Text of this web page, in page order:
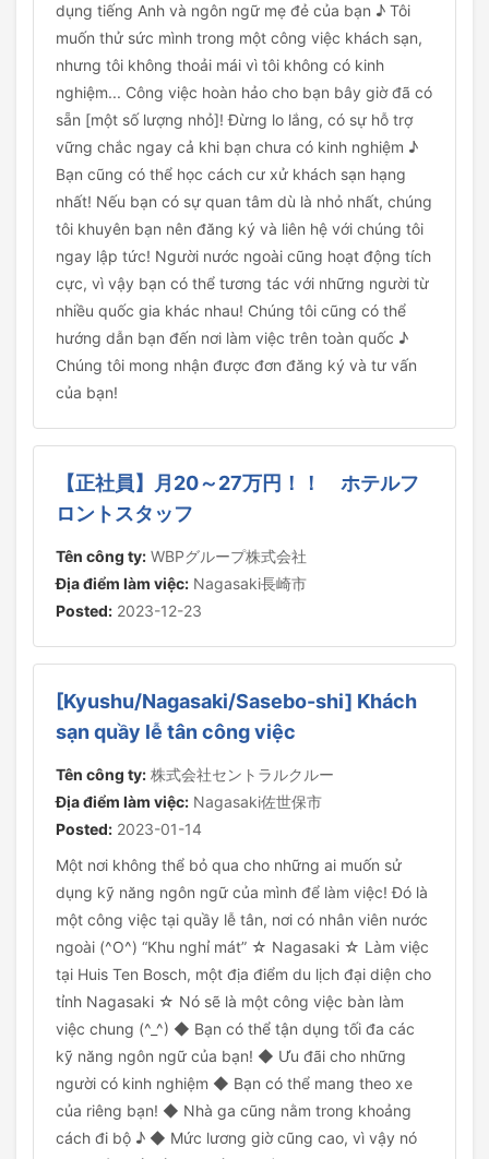
dụng tiếng Anh và ngôn ngữ mẹ đẻ của bạn ♪ Tôi
muốn thử sức mình trong một công việc khách sạn,
nhưng tôi không thoải mái vì tôi không có kinh
nghiệm... Công việc hoàn hảo cho bạn bây giờ đã có
sẵn [một số lượng nhỏ]! Đừng lo lắng, có sự hỗ trợ
vững chắc ngay cả khi bạn chưa có kinh nghiệm ♪
Bạn cũng có thể học cách cư xử khách sạn hạng
nhất! Nếu bạn có sự quan tâm dù là nhỏ nhất, chúng
tôi khuyên bạn nên đăng ký và liên hệ với chúng tôi
ngay lập tức! Người nước ngoài cũng hoạt động tích
cực, vì vậy bạn có thể tương tác với những người từ
nhiều quốc gia khác nhau! Chúng tôi cũng có thể
hướng dẫn bạn đến nơi làm việc trên toàn quốc ♪
Chúng tôi mong nhận được đơn đăng ký và tư vấn
của bạn!
【正社員】月20～27万円！！ ホテルフ
ロントスタッフ
Tên công ty: WBPグループ株式会社
Địa điểm làm việc: Nagasaki長崎市
Posted: 2023-12-23
[Kyushu/Nagasaki/Sasebo-shi] Khách
sạn quầy lễ tân công việc
Tên công ty: 株式会社セントラルクルー
Địa điểm làm việc: Nagasaki佐世保市
Posted: 2023-01-14
Một nơi không thể bỏ qua cho những ai muốn sử
dụng kỹ năng ngôn ngữ của mình để làm việc! Đó là
một công việc tại quầy lễ tân, nơi có nhân viên nước
ngoài (^O^) “Khu nghỉ mát” ☆ Nagasaki ☆ Làm việc
tại Huis Ten Bosch, một địa điểm du lịch đại diện cho
tỉnh Nagasaki ☆ Nó sẽ là một công việc bàn làm
việc chung (^_^) ◆ Bạn có thể tận dụng tối đa các
kỹ năng ngôn ngữ của bạn! ◆ Ưu đãi cho những
người có kinh nghiệm ◆ Bạn có thể mang theo xe
của riêng bạn! ◆ Nhà ga cũng nằm trong khoảng
cách đi bộ ♪ ◆ Mức lương giờ cũng cao, vì vậy nó